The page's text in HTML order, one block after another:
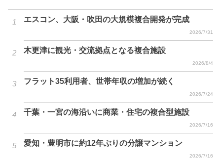
エスコン、大阪・吹田の大規模複合開発が完成
2026/7/31
木更津に観光・交流拠点となる複合施設
2026/8/4
フラット35利用者、世帯年収の増加が続く
2026/7/24
千葉・一宮の海沿いに商業・住宅の複合型施設
2026/7/16
愛知・豊明市に約12年ぶりの分譲マンション
2026/7/16